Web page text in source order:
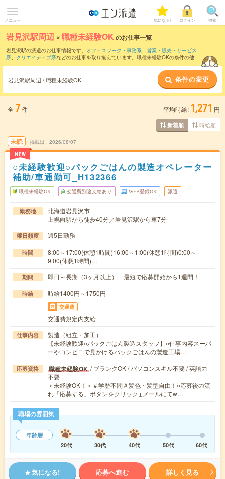
メニュー 気になる! ログイン 検索
岩見沢駅周辺 ×職種未経験OK のお仕事一覧
岩見沢駅の派遣のお仕事情報です。 オフィスワーク・事務系、 営業・販売・サービス
系、 クリエイティブ系などのお仕事を取り揃えています。職種未経験OKの条件の他
岩見沢駅周辺 / 職種未経験OK 条件の変更
全 7件 平均時給: 1,271 円
新着順 時給順
未読
NEW
掲載日 2026/08/07
○未経験歓迎○パックごはんの製造オペレーター
補助/車通勤可_H132366
職種未経験OK 交通費別途支給あり WEB登録OK 派遣
勤務地
北海道岩見沢市
上幌向駅から徒歩40分／岩見沢駅から車7分
曜日頻度 週5日勤務
時間
8:00～17:00(休憩1時間)16:00～1:00(休憩1時間)0:00～
9:00(休憩1時間)…
期間 即日～長期（3ヶ月以上） 最短で応募開始から1週間！
時給 時給1400円～1750円
交通費
交通費規定内支給
仕事内容
製造（組立・加工）
【未経験歓迎○パックごはん製造スタッフ】○仕事内容スーパ
ーやコンビニで見かけるパックごはんの製造工場…
応募資格 職種未経験OK / ブランクOK / パソコンスキル不要 / 英語力
不要
＜未経験OK！＞＃学歴不問＃髪色・髪型自由！○応募後の流
れ「応募する」ボタンをクリック↓メールにてw…
職場の雰囲気
年齢層
20代
30代 40代 50代 60代
気になる! 応募へ進む 詳しく見る